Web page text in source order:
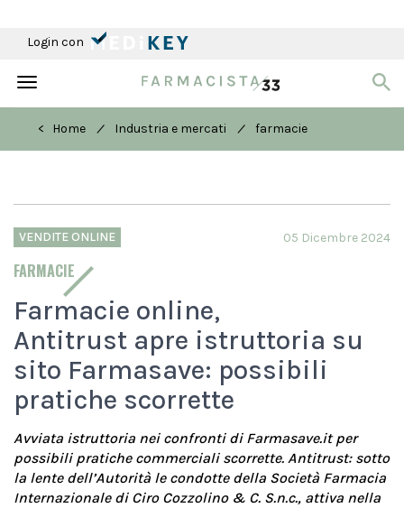
Login con
Toggle
< Home
/ Industria e mercati / farmacie
VENDITE ONLINE
FARMACIE
05 Dicembre 2024
Farmacie online,
Antitrust apre istruttoria su
sito Farmasave: possibili
pratiche scorrette
Avviata istruttoria nei confronti di Farmasave.it per
possibili pratiche commerciali scorrette. Antitrust: sotto
la lente dell’Autorità le condotte della Società Farmacia
Internazionale di Ciro Cozzolino & C. S.n.c., attiva nella